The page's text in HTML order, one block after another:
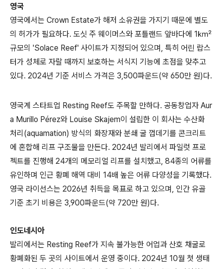
영국
영국에서는 Crown Estate가 해저 소유권을 가지기 때문에 별도
의 허가가 필요하다. 도싯 주 웨이머스와 포틀랜드 앞바다에 1㎢
규모의 'Solace Reef' 사이트가 지정되어 있으며, 특히 어린 랍스
터가 성체로 자랄 때까지 보호하는 서식지 기능에 초점을 맞추고
있다. 2024년 기준 서비스 가격은 3,500파운드(약 650만 원)다.
영국계 스타트업 Resting Reef도 주목할 만하다. 공동창업자 Aur
a Murillo Pérez와 Louise Skajem이 설립한 이 회사는 수산화
처리(aquamation) 방식의 화장재와 분쇄 굴 껍데기를 콘크리트
에 혼합해 리프 구조물을 만든다. 2024년 발리에서 파일럿 프로
젝트를 진행해 24개의 메모리얼 리프를 설치했고, 84종의 어류를
유인하며 인근 황폐 해역 대비 14배 높은 어류 다양성을 기록했다.
영국 라이선스는 2026년 취득을 목표로 하고 있으며, 인간 유골
기준 초기 비용은 3,900파운드(약 720만 원)다.
인도네시아
발리에서는 Resting Reef가 지속 불가능한 어업과 산호 채굴로
황폐화된 두 곳의 사이트에서 운영 중이다. 2024년 10월 첫 생태